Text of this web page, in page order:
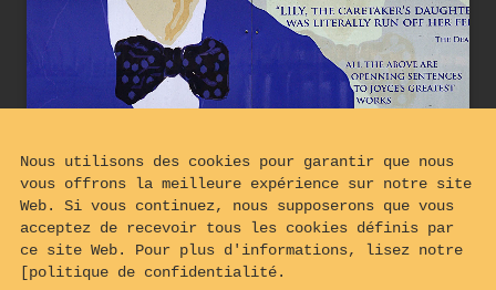
James Joyce
Nous utilisons des cookies pour garantir que nous
vous offrons la meilleure expérience sur notre site
Web. Si vous continuez, nous supposerons que vous
acceptez de recevoir tous les cookies définis par
ce site Web. Pour plus d'informations, lisez notre
[politique de confidentialité.